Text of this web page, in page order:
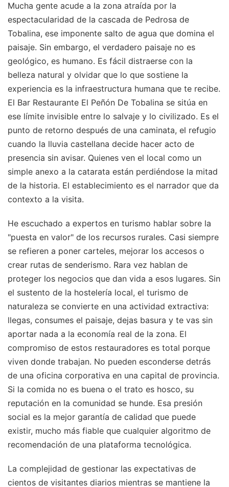
Mucha gente acude a la zona atraída por la
espectacularidad de la cascada de Pedrosa de
Tobalina, ese imponente salto de agua que domina el
paisaje. Sin embargo, el verdadero paisaje no es
geológico, es humano. Es fácil distraerse con la
belleza natural y olvidar que lo que sostiene la
experiencia es la infraestructura humana que te recibe.
El Bar Restaurante El Peñón De Tobalina se sitúa en
ese límite invisible entre lo salvaje y lo civilizado. Es el
punto de retorno después de una caminata, el refugio
cuando la lluvia castellana decide hacer acto de
presencia sin avisar. Quienes ven el local como un
simple anexo a la catarata están perdiéndose la mitad
de la historia. El establecimiento es el narrador que da
contexto a la visita.
He escuchado a expertos en turismo hablar sobre la
"puesta en valor" de los recursos rurales. Casi siempre
se refieren a poner carteles, mejorar los accesos o
crear rutas de senderismo. Rara vez hablan de
proteger los negocios que dan vida a esos lugares. Sin
el sustento de la hostelería local, el turismo de
naturaleza se convierte en una actividad extractiva:
llegas, consumes el paisaje, dejas basura y te vas sin
aportar nada a la economía real de la zona. El
compromiso de estos restauradores es total porque
viven donde trabajan. No pueden esconderse detrás
de una oficina corporativa en una capital de provincia.
Si la comida no es buena o el trato es hosco, su
reputación en la comunidad se hunde. Esa presión
social es la mejor garantía de calidad que puede
existir, mucho más fiable que cualquier algoritmo de
recomendación de una plataforma tecnológica.
La complejidad de gestionar las expectativas de
cientos de visitantes diarios mientras se mantiene la